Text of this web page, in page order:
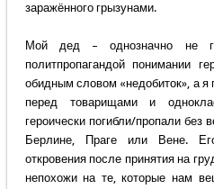
заражённого грызунами.
Мой дед – однозначно не
политпропагандой понимании
обидным словом «недобиток», а я
перед товарищами и
героически погибли/пропали без
Берлине, Праге или Вене.
откровения после принятия на
непохожи на те, которые нам